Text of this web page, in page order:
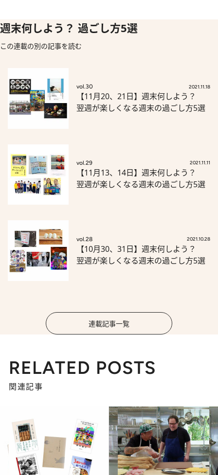
週末何しよう？ 過ごし方5選
この連載の別の記事を読む
vol.30 2021.11.18
【11月20、21日】週末何しよう？
翌週が楽しくなる週末の過ごし方5選
vol.29 2021.11.11
【11月13、14日】週末何しよう？
翌週が楽しくなる週末の過ごし方5選
vol.28 2021.10.28
【10月30、31日】週末何しよう？
翌週が楽しくなる週末の過ごし方5選
連載記事一覧
RELATED POSTS
関連記事